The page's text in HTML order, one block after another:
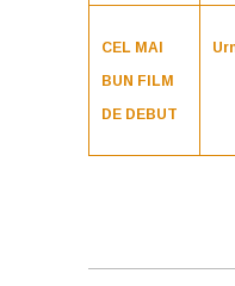
CEL MAI
BUN FILM
DE DEBUT